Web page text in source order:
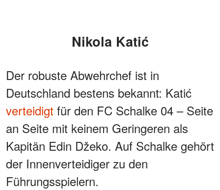
Nikola Katić
Der robuste Abwehrchef ist in
Deutschland bestens bekannt: Katić
verteidigt für den FC Schalke 04 – Seite
an Seite mit keinem Geringeren als
Kapitän Edin Džeko. Auf Schalke gehört
der Innenverteidiger zu den
Führungsspielern.